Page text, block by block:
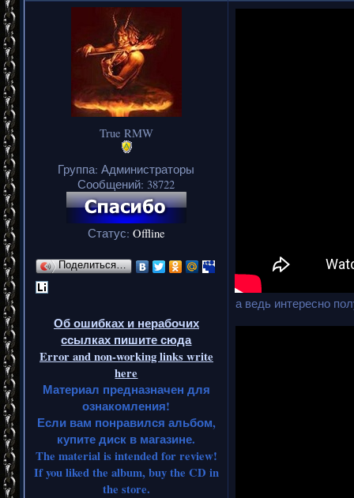
True RMW
Группа: Администраторы
Сообщений: 38722
Статус: Offline
Поделиться…
Об ошибках и нерабочих
ссылках пишите сюда
Error and non-working links write
here
Материал предназначен для
ознакомления!
Если вам понравился альбом,
купите диск в магазине.
The material is intended for review!
If you liked the album, buy the CD in
the store.
а ведь интересно